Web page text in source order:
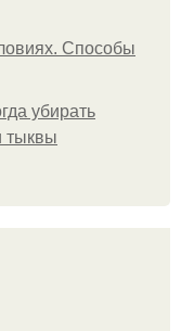
Способы
убирать
тыквы